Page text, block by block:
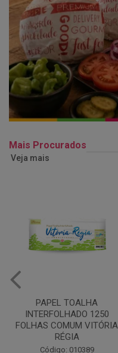
Mais Procurados
Veja mais
CAFÉ TORRADO E MOÍDO
CLÁSSICO ALMOFADA 250G
SANTA CLARA
Código: 042389